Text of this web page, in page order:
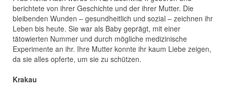
berichtete von ihrer Geschichte und der ihrer Mutter. Die
bleibenden Wunden – gesundheitlich und sozial – zeichnen ihr
Leben bis heute. Sie war als Baby geprägt, mit einer
tätowierten Nummer und durch mögliche medizinische
Experimente an ihr. Ihre Mutter konnte ihr kaum Liebe zeigen,
da sie alles opferte, um sie zu schützen.
Krakau